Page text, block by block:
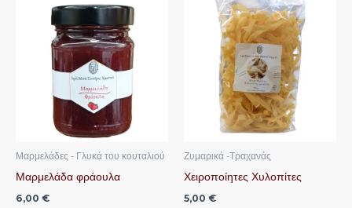
Μαρμελάδες - Γλυκά του κουταλιού
Μαρμελάδα φράουλα
6,00 €
Ζυμαρικά -Τραχανάς
Χειροποίητες Χυλοπίτες
5,00 €